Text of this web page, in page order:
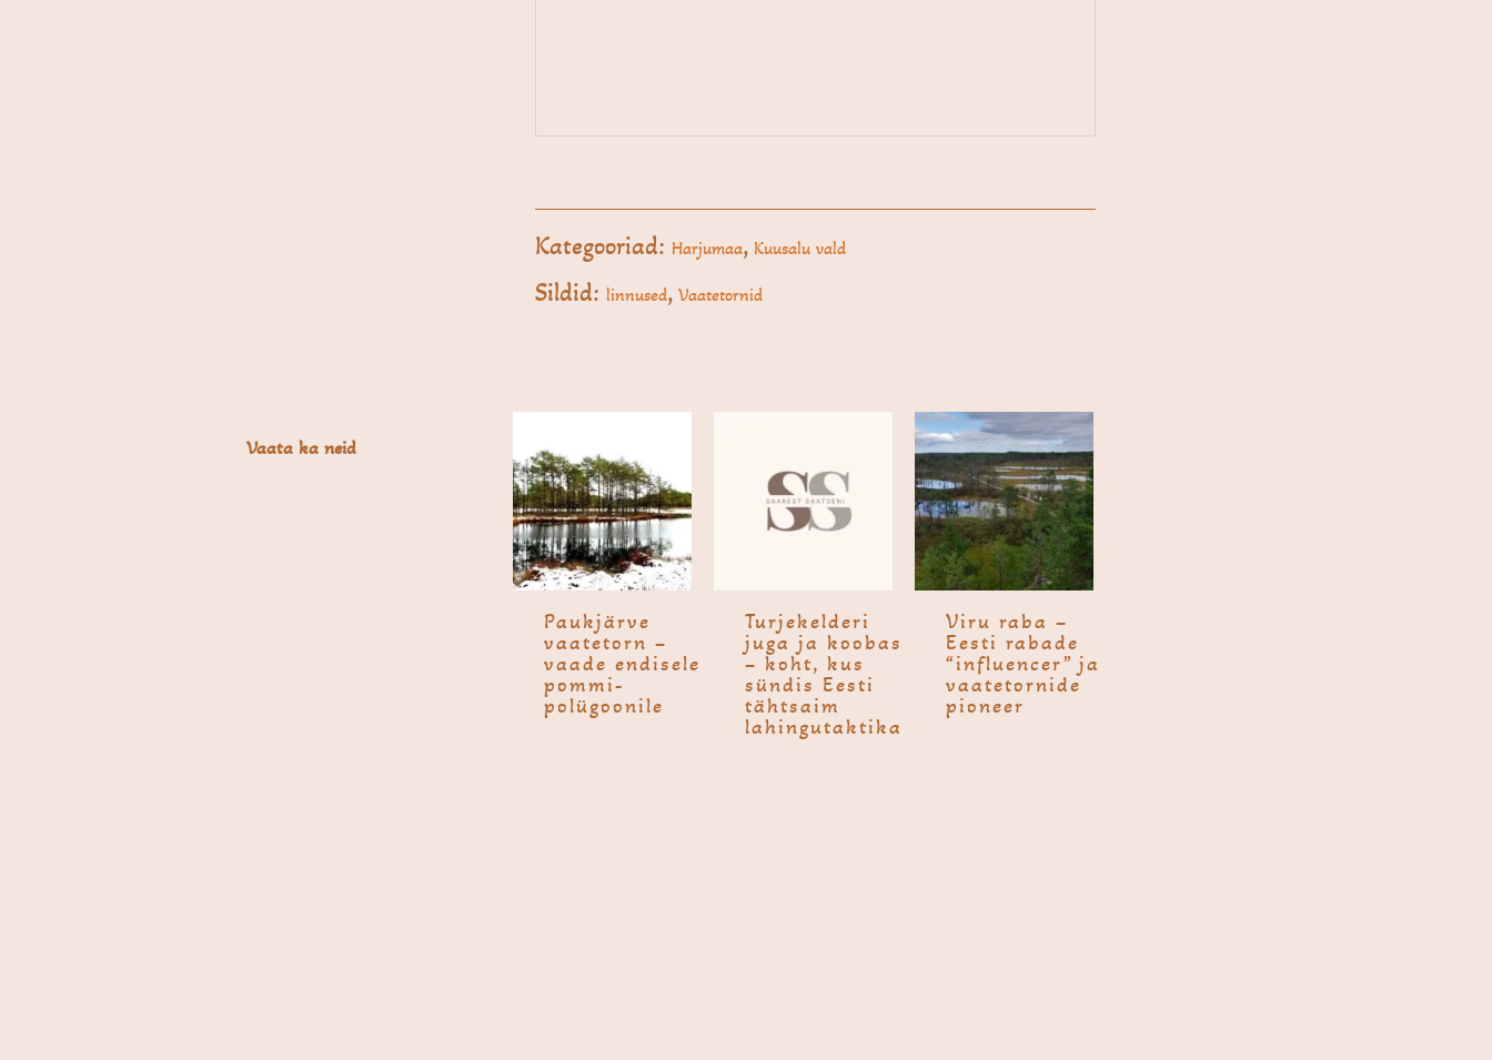
Kategooriad: Harjumaa, Kuusalu vald
Sildid:linnused,Vaatetornid
Vaata ka neid
Pauk­järve
vaate­torn –
vaade endisele
pommi-
polügoonile
Turjekel­deri
juga ja koobas
– koht, kus
sündis Eesti
tähtsaim
lahingutaktika
Viru raba –
Eesti rabade
“influencer” ja
vaatetornide
pioneer